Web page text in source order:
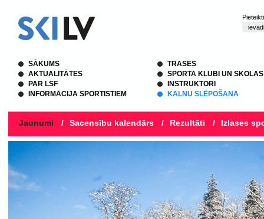
SĀKUMS
AKTUALITĀTES
PAR LSF
INFORMĀCIJA SPORTISTIEM
TRASES
SPORTA KLUBI UN SKOLAS
INSTRUKTORI
KALNU SLĒPOŠANA
Jaunumi / Sacensību kalendārs / Rezultāti / Izlases